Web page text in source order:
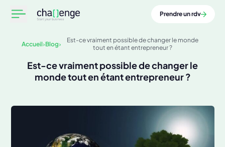
Prendre un rdv
Accueil Blog
Est-ce vraiment possible de changer le monde
tout en étant entrepreneur ?
Est-ce vraiment possible de changer le
monde tout en étant entrepreneur ?